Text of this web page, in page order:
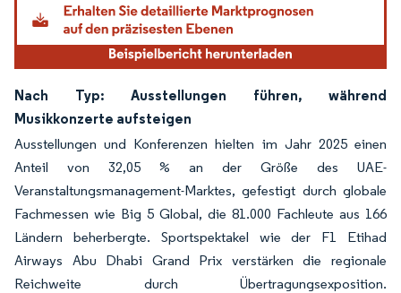
Nach Typ: Ausstellungen führen, während
Musikkonzerte aufsteigen
Ausstellungen und Konferenzen hielten im Jahr 2025 einen
Anteil von 32,05 % an der Größe des UAE-
Veranstaltungsmanagement-Marktes, gefestigt durch globale
Fachmessen wie Big 5 Global, die 81.000 Fachleute aus 166
Ländern beherbergte. Sportspektakel wie der F1 Etihad
Airways Abu Dhabi Grand Prix verstärken die regionale
Reichweite durch Übertragungsexposition.